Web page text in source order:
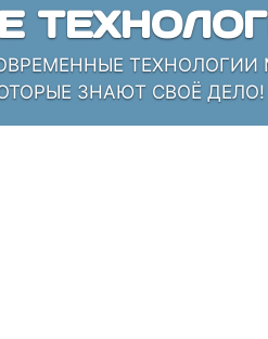
ТЕХНОЛОГИИ
ЗНАЮТ СВОЁ ДЕЛО!